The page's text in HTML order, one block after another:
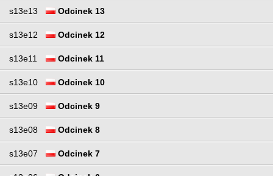
s13e13 Odcinek 13
s13e12 Odcinek 12
s13e11 Odcinek 11
s13e10 Odcinek 10
s13e09 Odcinek 9
s13e08 Odcinek 8
s13e07 Odcinek 7